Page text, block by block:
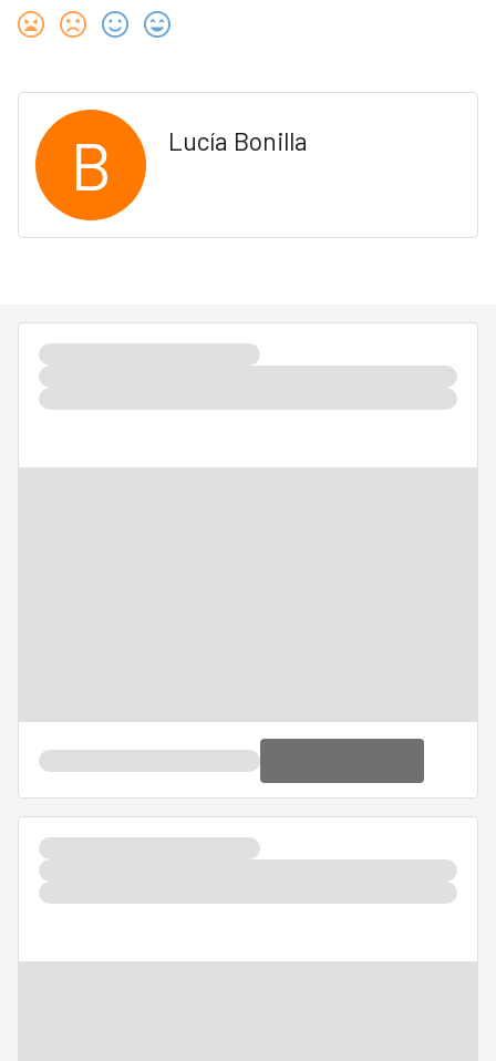
B Lucía Bonilla